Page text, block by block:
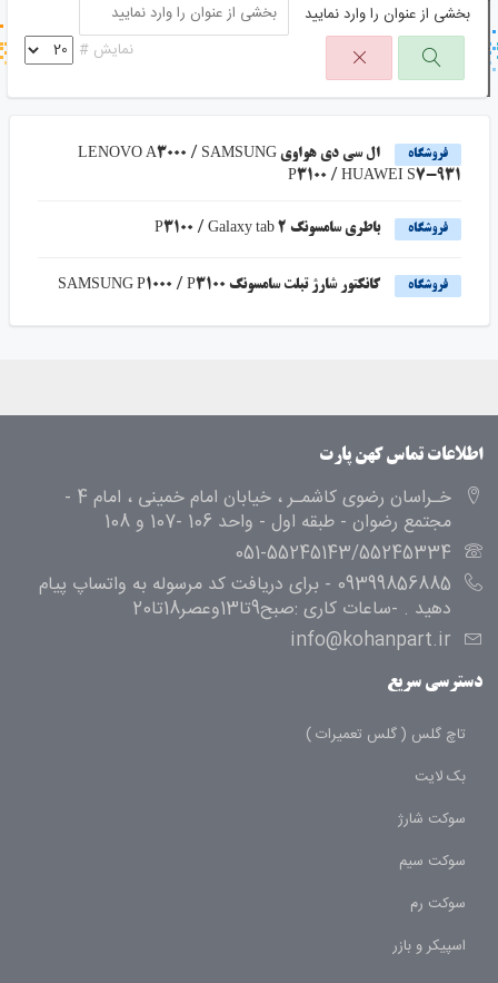
جستجو در خبر خوان
جستجو - برچسب ها
بخشی از عنوان را وارد نمایید
نمایش #
فروشگاه
ال سی دی هواوی LENOVO A3000 / SAMSUNG
P3100 / HUAWEI S7-931
فروشگاه باطری سامسونگ P3100 / Galaxy tab 2
فروشگاه کانکتور شارژ تبلت سامسونگ SAMSUNG P1000 / P3100
اطلاعات تماس کهن پارت
خـراسان رضوی کاشمـر ، خیابان امام خمینی ، امام 4 -
مجتمع رضوان - طبقه اول - واحد 106 -107 و 108
051-55245143/55245334
09399856885 - برای دریافت کد مرسوله به واتساپ پیام
دهید . -ساعات کاری :صبح9تا13وعصر18تا20
info@kohanpart.ir
دسترسی سریع
تاچ گلس ( گلس تعمیرات )
بک لایت
سوکت شارژ
سوکت سیم
سوکت رم
اسپیکر و بازر